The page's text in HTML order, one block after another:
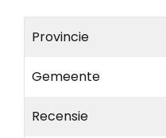
Provincie
Gemeente
Recensie